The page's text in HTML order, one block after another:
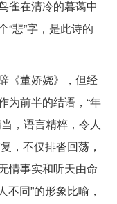
雀在清冷的暮蔼中
“悲”字，是此诗的
《董娇娆》，但经
为前半的结语，“年
，语言精粹，令人
，不仅排沓回荡，
情事实和听天由命
不同”的形象比喻，